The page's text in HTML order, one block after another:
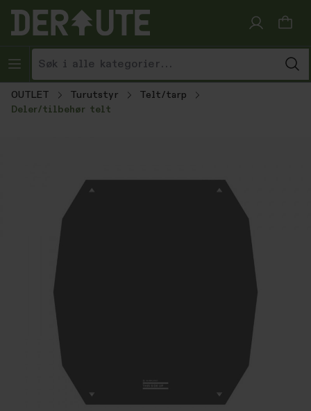
Hopp til innhold
OUTLET Turutstyr
Telt/tarp
Deler/tilbehør telt